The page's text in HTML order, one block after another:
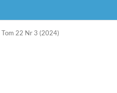
Tom 22 Nr 3 (2024)